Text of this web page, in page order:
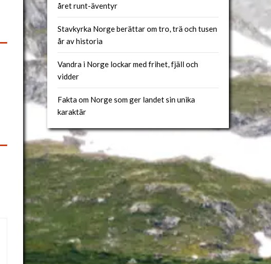
året runt-äventyr
Stavkyrka Norge berättar om tro, trä och tusen
år av historia
Vandra i Norge lockar med frihet, fjäll och
vidder
Fakta om Norge som ger landet sin unika
karaktär